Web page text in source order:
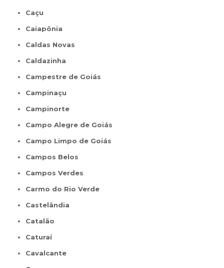
Caçu
Caiapônia
Caldas Novas
Caldazinha
Campestre de Goiás
Campinaçu
Campinorte
Campo Alegre de Goiás
Campo Limpo de Goiás
Campos Belos
Campos Verdes
Carmo do Rio Verde
Castelândia
Catalão
Caturaí
Cavalcante